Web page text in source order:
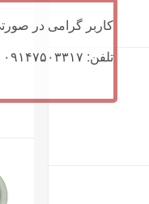
کاربر گرامی در
تلفن: ۰۹۱۴۷۵۰۳۳۱۷ (تلگرام یا تماس)